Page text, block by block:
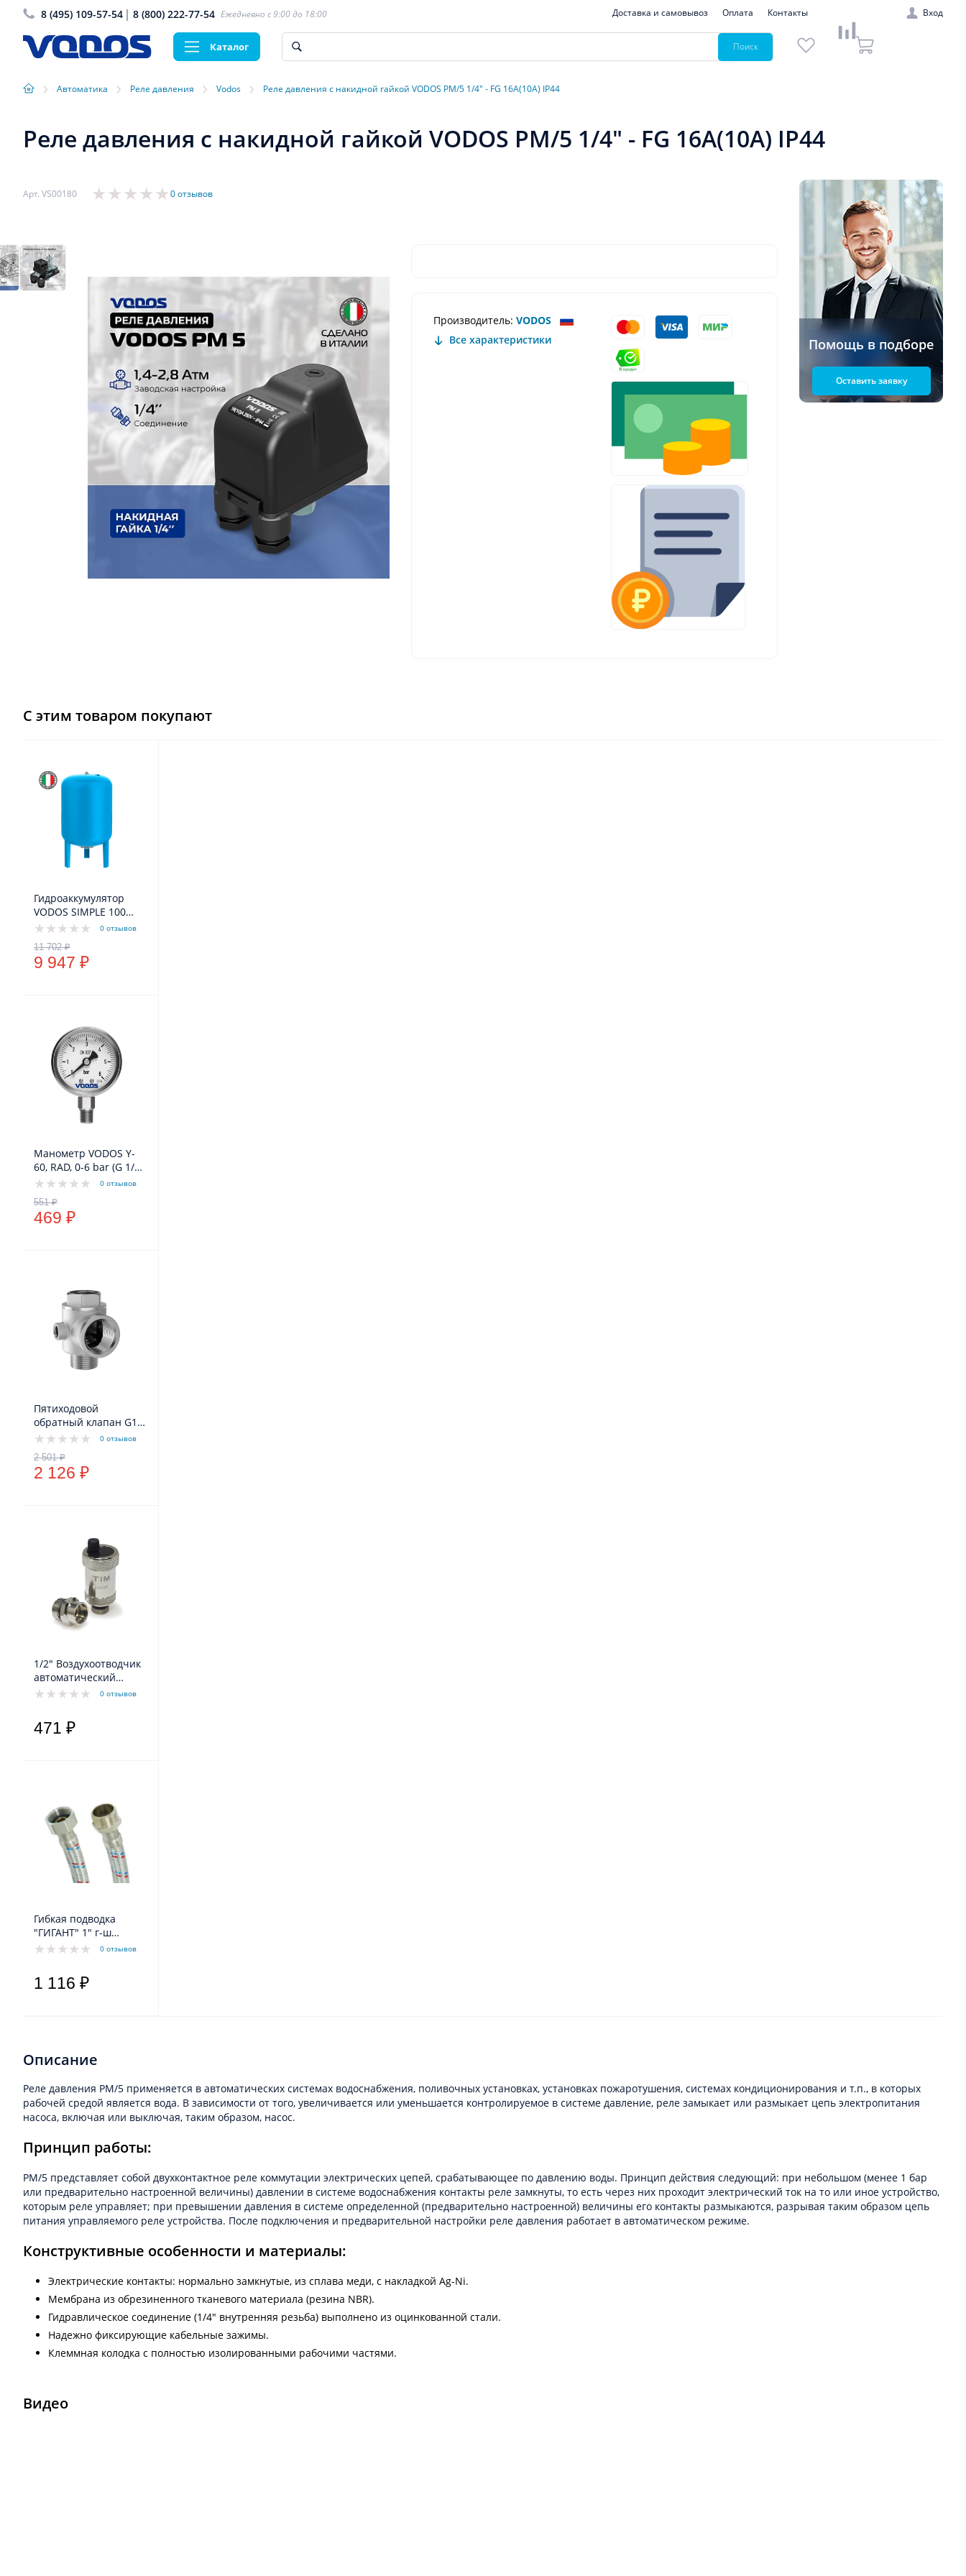
8 (495) 109-57-54 8 (800) 222-77-54 Ежедневно с 9:00 до 18:00 Доставка и самовывоз Оплата Контакты Вход
Каталог Поиск
› Автоматика › Реле давления › Vodos › Реле давления с накидной гайкой VODOS PM/5 1/4" - FG 16A(10A) IP44
Реле давления с накидной гайкой VODOS PM/5 1/4" - FG 16A(10A) IP44
Арт. VS00180 0 отзывов
Производитель: VODOS
Все характеристики
Помощь в подборе
Оставить заявку
С этим товаром покупают
Гидроаккумулятор
VODOS SIMPLE 100
VERT (8bar, G1", +99°C,
Italy)
0 отзывов
9 947 ₽
Манометр VODOS Y-
60, RAD, 0-6 bar (G 1/4'')
глицериновый, в
корпусе
0 отзывов
469 ₽
Пятиходовой
обратный клапан G1"
(DN25)
0 отзывов
2 126 ₽
1/2" Воздухоотводчик
автоматический
компактный с
хромированный
0 отзывов
471 ₽
Гибкая подводка
"ГИГАНТ" 1" г-ш
прямая 60 см0 отзывов
1 116 ₽
Описание
Реле давления PM/5 применяется в автоматических системах водоснабжения, поливочных установках, установках пожаротушения, системах кондиционирования и т.п., в которых
рабочей средой является вода. В зависимости от того, увеличивается или уменьшается контролируемое в системе давление, реле замыкает или размыкает цепь электропитания
насоса, включая или выключая, таким образом, насос.
Принцип работы:
PM/5 представляет собой двухконтактное реле коммутации электрических цепей, срабатывающее по давлению воды. Принцип действия следующий: при небольшом (менее 1 бар
или предварительно настроенной величины) давлении в системе водоснабжения контакты реле замкнуты, то есть через них проходит электрический ток на то или иное устройство,
которым реле управляет; при превышении давления в системе определенной (предварительно настроенной) величины его контакты размыкаются, разрывая таким образом цепь
питания управляемого реле устройства. После подключения и предварительной настройки реле давления работает в автоматическом режиме.
Конструктивные особенности и материалы:
Электрические контакты: нормально замкнутые, из сплава меди, с накладкой Ag-Ni.
Мембрана из обрезиненного тканевого материала (резина NBR).
Гидравлическое соединение (1/4" внутренняя резьба) выполнено из оцинкованной стали.
Надежно фиксирующие кабельные зажимы.
Клеммная колодка с полностью изолированными рабочими частями.
Видео